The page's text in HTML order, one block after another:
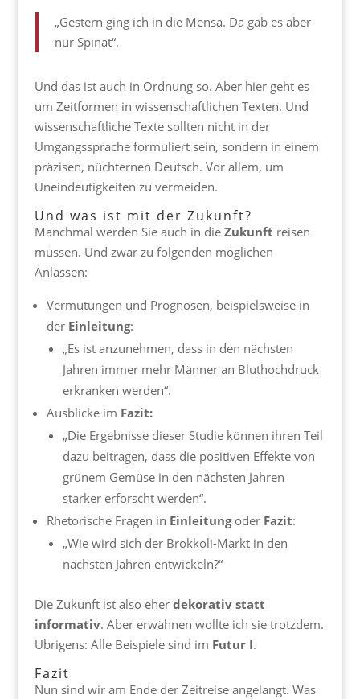
„Gestern ging ich in die Mensa. Da gab es aber
nur Spinat“.
Und das ist auch in Ordnung so. Aber hier geht es
um Zeitformen in wissenschaftlichen Texten. Und
wissenschaftliche Texte sollten nicht in der
Umgangssprache formuliert sein, sondern in einem
präzisen, nüchternen Deutsch. Vor allem, um
Uneindeutigkeiten zu vermeiden.
Und was ist mit der Zukunft?
Manchmal werden Sie auch in die Zukunft reisen
müssen. Und zwar zu folgenden möglichen
Anlässen:
Vermutungen und Prognosen, beispielsweise in
der Einleitung:
„Es ist anzunehmen, dass in den nächsten
Jahren immer mehr Männer an Bluthochdruck
erkranken werden“.
Ausblicke im Fazit:
„Die Ergebnisse dieser Studie können ihren Teil
dazu beitragen, dass die positiven Effekte von
grünem Gemüse in den nächsten Jahren
stärker erforscht werden“.
Rhetorische Fragen in Einleitungoder Fazit:
„Wie wird sich der Brokkoli-Markt in den
nächsten Jahren entwickeln?“
Die Zukunft ist also eher dekorativ statt
informativ. Aber erwähnen wollte ich sie trotzdem.
Übrigens: Alle Beispiele sind im Futur I.
Fazit
Nun sind wir am Ende der Zeitreise angelangt. Was